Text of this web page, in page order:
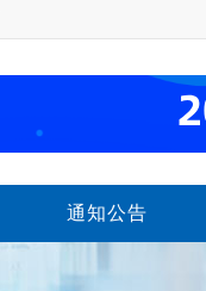
通知公告